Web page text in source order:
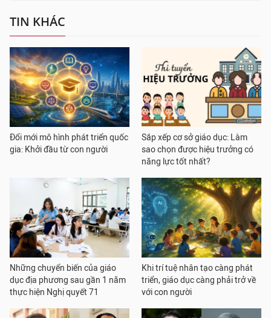
TIN KHÁC
Đổi mới mô hình phát triển quốc
gia: Khởi đầu từ con người
Sắp xếp cơ sở giáo dục: Làm
sao chọn được hiệu trưởng có
năng lực tốt nhất?
Những chuyển biến của giáo
dục địa phương sau gần 1 năm
thực hiện Nghị quyết 71
Khi trí tuệ nhân tạo càng phát
triển, giáo dục càng phải trở về
với con người